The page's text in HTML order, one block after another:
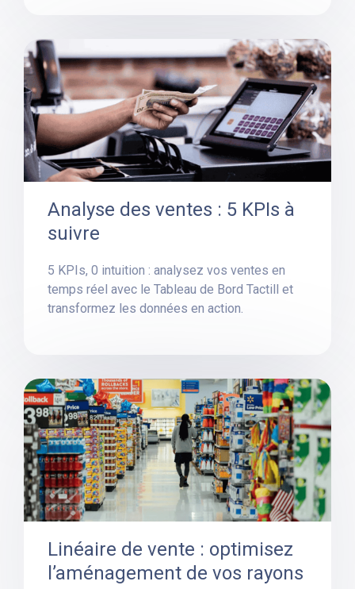
Analyse des ventes : 5 KPIs à
suivre
5 KPIs, 0 intuition : analysez vos ventes en
temps réel avec le Tableau de Bord Tactill et
transformez les données en action.
Linéaire de vente : optimisez
l’aménagement de vos rayons